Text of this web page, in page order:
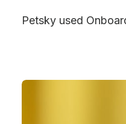
Petsky used